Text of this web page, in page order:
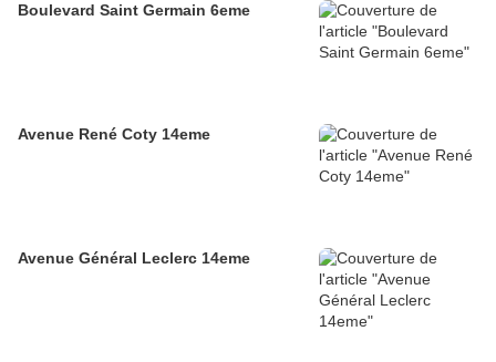
Boulevard Saint Germain 6eme
Avenue René Coty 14eme
Avenue Général Leclerc 14eme